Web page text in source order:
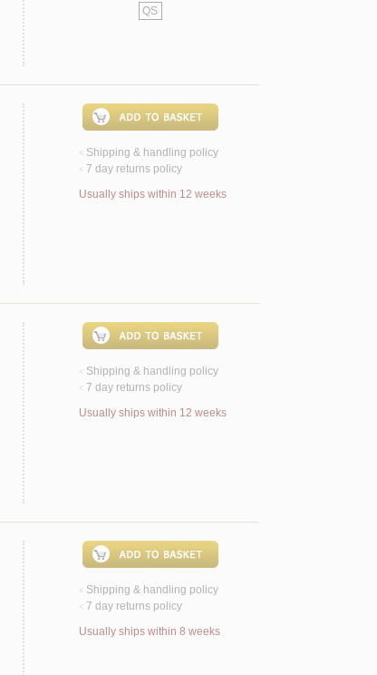
QS
< Shipping & handling policy
< 7 day returns policy
Usually ships within 12 weeks
< Shipping & handling policy
< 7 day returns policy
Usually ships within 12 weeks
< Shipping & handling policy
< 7 day returns policy
Usually ships within 8 weeks